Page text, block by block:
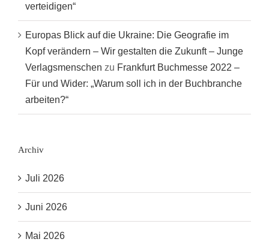
verteidigen“
Europas Blick auf die Ukraine: Die Geografie im
Kopf verändern – Wir gestalten die Zukunft – Junge
Verlagsmenschen zu Frankfurt Buchmesse 2022 –
Für und Wider: „Warum soll ich in der Buchbranche
arbeiten?“
Archiv
Juli 2026
Juni 2026
Mai 2026